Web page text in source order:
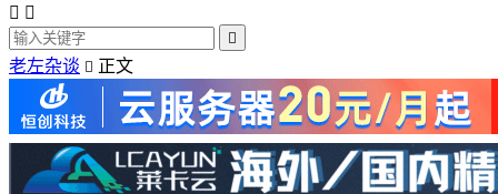
 

老左杂谈  正文